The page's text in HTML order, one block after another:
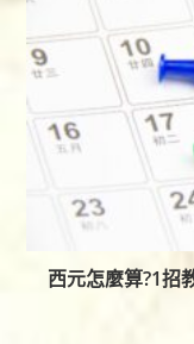
西元怎麼算?1招